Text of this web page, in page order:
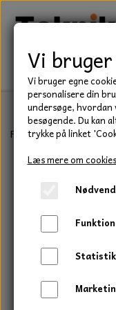
UNIVERSALE
Forside Teknik
Vi
Vi bruger egne
personalisere din
undersøge, hvordan
besøgende. Du kan
trykke på linket
Læs mere om
Statistik